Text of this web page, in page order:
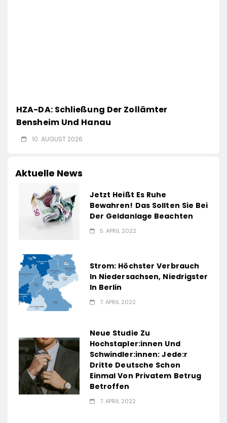
HZA-DA: Schließung Der Zollämter
Bensheim Und Hanau
10. AUGUST 2026
Aktuelle News
Jetzt Heißt Es Ruhe
Bewahren! Das Sollten Sie Bei
Der Geldanlage Beachten
5. APRIL 2022
Strom: Höchster Verbrauch
In Niedersachsen, Niedrigster
In Berlin
7. APRIL 2022
Neue Studie Zu
Hochstapler:innen Und
Schwindler:innen: Jede:r
Dritte Deutsche Schon
Einmal Von Privatem Betrug
Betroffen
7. APRIL 2022